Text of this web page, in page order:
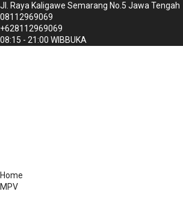
Jl. Raya Kaligawe Semarang No.5 Jawa Tengah
08112969069
+628112969069
08:15 - 21:00 WIBBUKA
Home
MPV